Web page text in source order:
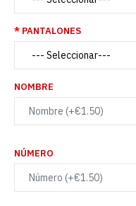
PANTALONES
NOMBRE
NÚMERO